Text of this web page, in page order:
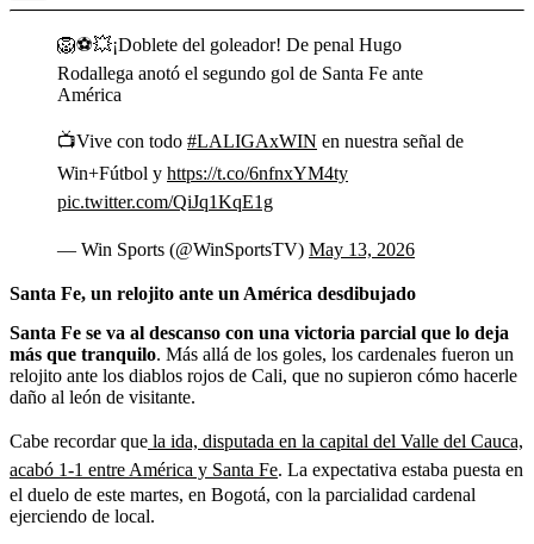
🦁⚽💥¡Doblete del goleador! De penal Hugo
Rodallega anotó el segundo gol de Santa Fe ante
América
📺Vive con todo #LALIGAxWIN en nuestra señal de
Win+Fútbol y https://t.co/6nfnxYM4ty
pic.twitter.com/QiJq1KqE1g
— Win Sports (@WinSportsTV) May 13, 2026
Santa Fe, un relojito ante un América desdibujado
Santa Fe se va al descanso con una victoria parcial que lo deja
más que tranquilo. Más allá de los goles, los cardenales fueron un
relojito ante los diablos rojos de Cali, que no supieron cómo hacerle
daño al león de visitante.
Cabe recordar que la ida, disputada en la capital del Valle del Cauca,
acabó 1-1 entre América y Santa Fe. La expectativa estaba puesta en
el duelo de este martes, en Bogotá, con la parcialidad cardenal
ejerciendo de local.